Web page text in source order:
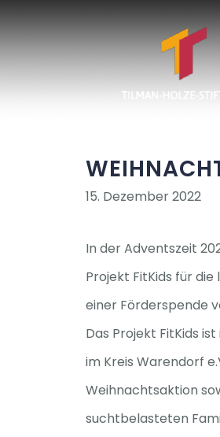
Zum
Inhalt
15. Dezember 2022
In der Adventszeit
Projekt FitKids für
einer Förderspende
Das Projekt FitKids
im Kreis Warendorf
Weihnachtsaktion
suchtbelasteten